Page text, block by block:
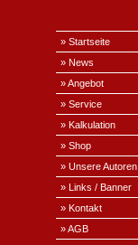
» Startseite
» News
» Angebot
» Service
» Kalkulation
» Shop
» Unsere Autoren
» Links / Banner
» Kontakt
» AGB